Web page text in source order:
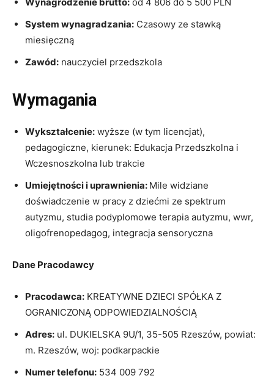
Wynagrodzenie brutto: od 4 806 do 5 500 PLN
System wynagradzania: Czasowy ze stawką
miesięczną
Zawód: nauczyciel przedszkola
Wymagania
Wykształcenie: wyższe (w tym licencjat),
pedagogiczne, kierunek: Edukacja Przedszkolna i
Wczesnoszkolna lub trakcie
Umiejętności i uprawnienia: Mile widziane
doświadczenie w pracy z dziećmi ze spektrum
autyzmu, studia podyplomowe terapia autyzmu, wwr,
oligofrenopedagog, integracja sensoryczna
Dane Pracodawcy
Pracodawca: KREATYWNE DZIECI SPÓŁKA Z
OGRANICZONĄ ODPOWIEDZIALNOŚCIĄ
Adres: ul. DUKIELSKA 9U/1, 35-505 Rzeszów, powiat:
m. Rzeszów, woj: podkarpackie
Numer telefonu: 534 009 792